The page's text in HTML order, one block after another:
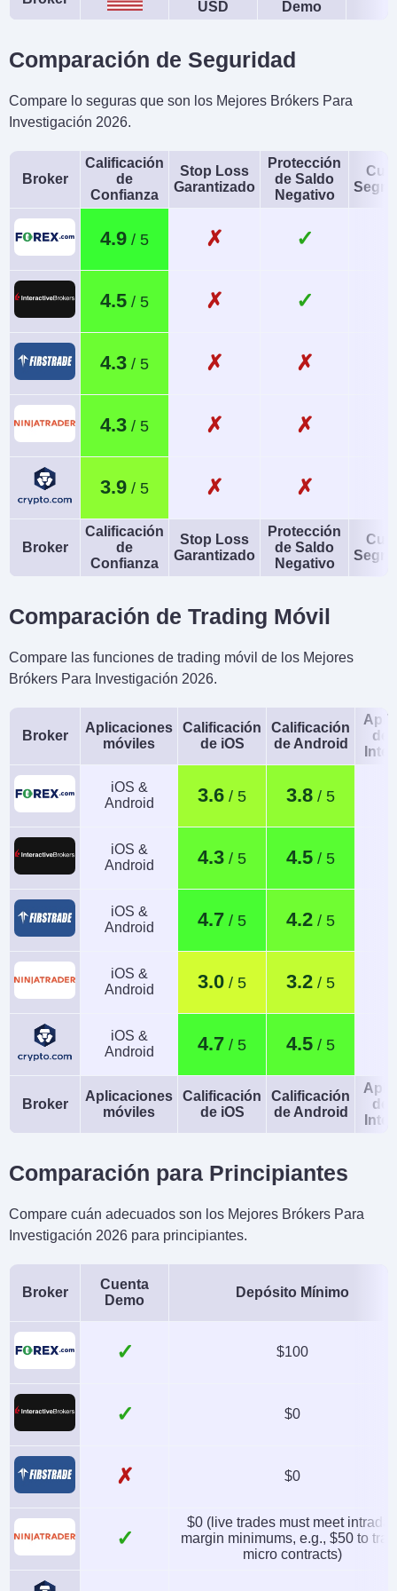
Strike (solo EE. UU.)
USD, EUR, GBP, CAD,
AUD, NZD, ZAR, TRY,
SEK, NOK, DKK, CHF,
SAR, HUF, BRL, KES
DCA Auto-Staking
No
Stop Loss Garantizado
No
USD
Demo
Comparación de Seguridad
Compare lo seguras que son los Mejores Brókers Para
Investigación 2026.
Broker
Calificación
de
Confianza
Stop Loss
Garantizado
Protección
de Saldo
Negativo
4.9 ✗ ✓
4.5 ✗ ✓
4.3 ✗ ✗
4.3 ✗ ✗
3.9 ✗ ✗
Broker
Calificación
de
Confianza
Stop Loss
Garantizado
Protección
de Saldo
Negativo
Comparación de Trading Móvil
Compare las funciones de trading móvil de los Mejores
Brókers Para Investigación 2026.
Broker
Aplicaciones
móviles
Calificación
de iOS
Calificación
de Android
de
iOS &
Android
3.6 3.8
iOS &
Android
4.3 4.5
iOS &
Android
4.7 4.2
iOS &
Android
3.0 3.2
iOS &
Android
4.7 4.5
Broker
Aplicaciones
móviles
Calificación
de iOS
Calificación
de Android
de
Comparación para Principiantes
Compare cuán adecuados son los Mejores Brókers Para
Investigación 2026 para principiantes.
Broker
Cuenta
Demo
Depósito Mínimo
✓ $100
✓ $0
✗ $0
✓
$0 (live trades must meet intraday
margin minimums, e.g., $50 to
micro contracts)